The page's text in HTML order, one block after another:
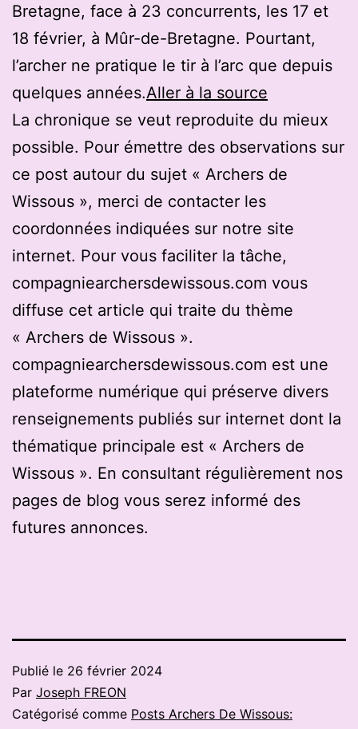
Bretagne, face à 23 concurrents, les 17 et
18 février, à Mûr-de-Bretagne. Pourtant,
l’archer ne pratique le tir à l’arc que depuis
quelques années.Aller à la source
La chronique se veut reproduite du mieux
possible. Pour émettre des observations sur
ce post autour du sujet « Archers de
Wissous », merci de contacter les
coordonnées indiquées sur notre site
internet. Pour vous faciliter la tâche,
compagniearchersdewissous.com vous
diffuse cet article qui traite du thème
« Archers de Wissous ».
compagniearchersdewissous.com est une
plateforme numérique qui préserve divers
renseignements publiés sur internet dont la
thématique principale est « Archers de
Wissous ». En consultant régulièrement nos
pages de blog vous serez informé des
futures annonces.
Publié le 26 février 2024
Par Joseph FREON
Catégorisé comme Posts Archers De Wissous: